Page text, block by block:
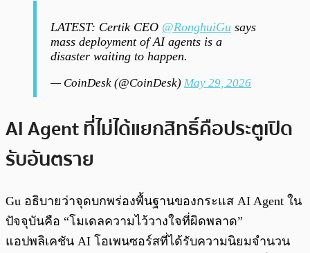
LATEST: Certik CEO @RonghuiGu says
mass deployment of AI agents is a
disaster waiting to happen.
— CoinDesk (@CoinDesk) May 29, 2026
AI Agent ที่ไม่ได้แยกสิทธิ์คือประตูเปิด
รับอันตราย
Gu อธิบายว่าจุดบกพร่องพื้นฐานของกระแส AI Agent ใน
ปัจจุบันคือ “โมเดลความไว้วางใจที่ผิดพลาด”
แอปพลิเคชัน AI โอเพนซอร์สที่ได้รับความนิยมจำนวน